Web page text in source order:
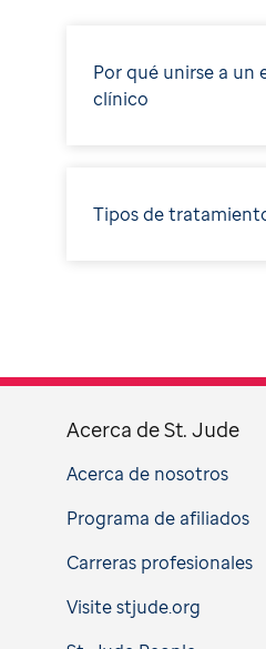
Por qué unirse a un
clínico
Tipos de
Acerca de St. Jude
Acerca de nosotros
Programa de afiliados
Carreras profesionales
Visite stjude.org